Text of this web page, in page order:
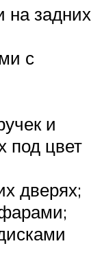
на задних
с
и
под цвет
дверях;